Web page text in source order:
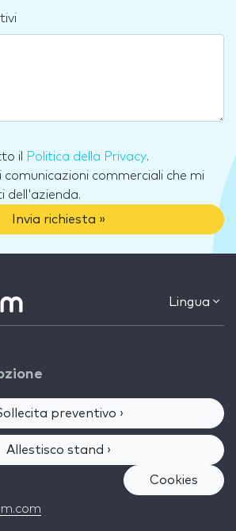
il Politica della Privacy.
commerciali che mi
Invia richiesta »
Lingua
preventivo ›
Allestisco stand ›
Cookies